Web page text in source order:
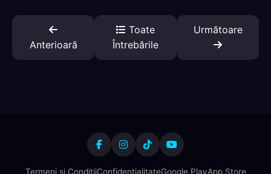
Anterioară
Toate
Întrebările
Următoare
Termeni și CondițiiConfidențialitateGoogle PlayApp Store